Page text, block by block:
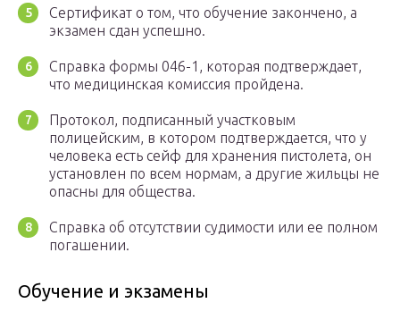
Сертификат о том, что обучение закончено, а
экзамен сдан успешно.
Справка формы 046-1, которая подтверждает,
что медицинская комиссия пройдена.
Протокол, подписанный участковым
полицейским, в котором подтверждается, что у
человека есть сейф для хранения пистолета, он
установлен по всем нормам, а другие жильцы не
опасны для общества.
Справка об отсутствии судимости или ее полном
погашении.
Обучение и экзамены